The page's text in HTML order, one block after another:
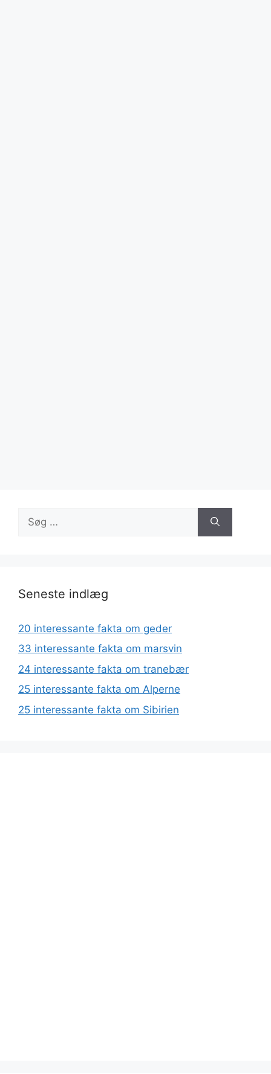
efter:
Seneste indlæg
20 interessante fakta om geder
33 interessante fakta om marsvin
24 interessante fakta om tranebær
25 interessante fakta om Alperne
25 interessante fakta om Sibirien